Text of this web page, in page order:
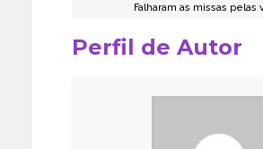
Falharam as missas pelas
Perfil de Autor